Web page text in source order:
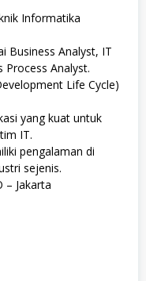
Informatika
Business Analyst, IT
Process Analyst.
Life Cycle)
yang kuat untuk
IT.
pengalaman di
sejenis.
– Jakarta